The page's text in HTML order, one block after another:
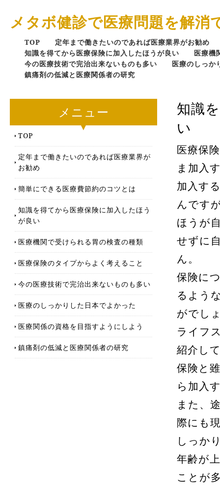
メタボ健診で医療問題を解消
TOP
定年まで働きたいのであれば医療業界がお勧め
知識を得てから医療保険に加入したほうが良い
医療機
今の医療技術で完治出来ないものも多い
医療のしっか
鎮痛剤の低減と医療関係者の研究
知識
い
医療保
ま加入
加入す
んです
ほうが
せずに
ん。
保険に
るよう
がでし
ライフ
紹介し
保険と
ら加入
また、
際にも
しっか
年齢が
ことが
メニュー
TOP
定年まで働きたいのであれば医療業界が
お勧め
簡単にできる医療費節約のコツとは
知識を得てから医療保険に加入したほう
が良い
医療機関で受けられる胃の検査の種類
医療保険のタイプからよく考えること
今の医療技術で完治出来ないものも多い
医療のしっかりした日本でよかった
医療関係の資格を目指すようにしよう
鎮痛剤の低減と医療関係者の研究